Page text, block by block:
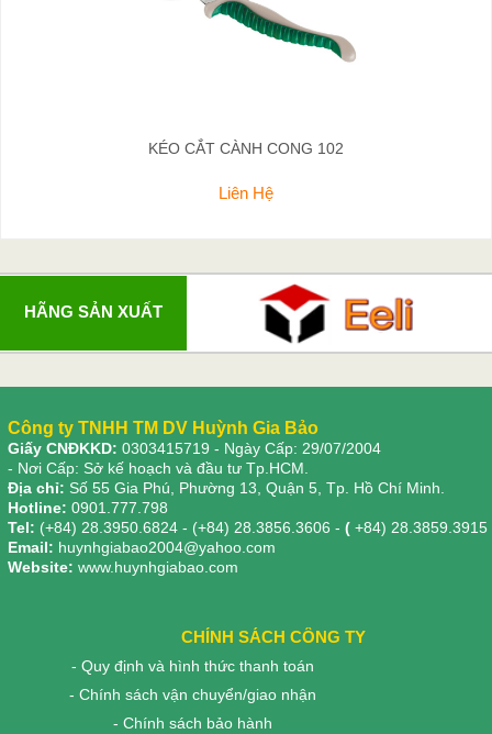
KÉO CẮT CÀNH CONG 102
Liên Hệ
HÃNG SẢN XUẤT
Công ty TNHH TM DV Huỳnh Gia Bảo
Giấy CNĐKKD: 0303415719 - Ngày Cấp: 29/07/2004
- Nơi Cấp: Sở kế hoạch và đầu tư Tp.HCM.
Địa chỉ: Số 55 Gia Phú, Phường 13, Quận 5, Tp. Hồ Chí Minh.
Hotline: 0901.777.798
Tel: (+84) 28.3950.6824 - (+84) 28.3856.3606 - ( +84) 28.3859.3915
Email: huynhgiabao2004@yahoo.com
Website: www.huynhgiabao.com
CHÍNH SÁCH CÔNG TY
- Quy định và hình thức thanh toán
- Chính sách vận chuyển/giao nhận
- Chính sách bảo hành